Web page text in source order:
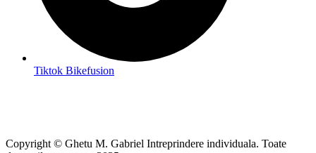
Tiktok Bikefusion
Copyright © Ghetu M. Gabriel Intreprindere individuala. Toate